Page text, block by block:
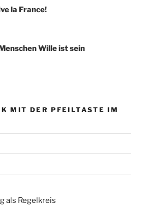
la France!
Wille ist sein
MIT DER PFEILTASTE IM
als Regelkreis